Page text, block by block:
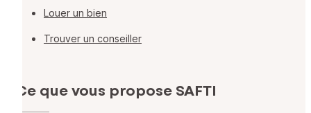
Louer un bien
Trouver un conseiller
Ce que vous propose SAFTI